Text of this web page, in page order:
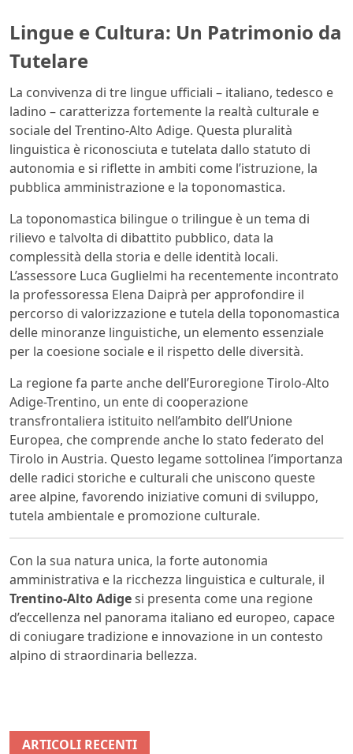
Lingue e Cultura: Un Patrimonio da
Tutelare
La convivenza di tre lingue ufficiali – italiano, tedesco e
ladino – caratterizza fortemente la realtà culturale e
sociale del Trentino-Alto Adige. Questa pluralità
linguistica è riconosciuta e tutelata dallo statuto di
autonomia e si riflette in ambiti come l’istruzione, la
pubblica amministrazione e la toponomastica.
La toponomastica bilingue o trilingue è un tema di
rilievo e talvolta di dibattito pubblico, data la
complessità della storia e delle identità locali.
L’assessore Luca Guglielmi ha recentemente incontrato
la professoressa Elena Daiprà per approfondire il
percorso di valorizzazione e tutela della toponomastica
delle minoranze linguistiche, un elemento essenziale
per la coesione sociale e il rispetto delle diversità.
La regione fa parte anche dell’Euroregione Tirolo-Alto
Adige-Trentino, un ente di cooperazione
transfrontaliera istituito nell’ambito dell’Unione
Europea, che comprende anche lo stato federato del
Tirolo in Austria. Questo legame sottolinea l’importanza
delle radici storiche e culturali che uniscono queste
aree alpine, favorendo iniziative comuni di sviluppo,
tutela ambientale e promozione culturale.
Con la sua natura unica, la forte autonomia
amministrativa e la ricchezza linguistica e culturale, il
Trentino-Alto Adigesi presenta come una regione
d’eccellenza nel panorama italiano ed europeo, capace
di coniugare tradizione e innovazione in un contesto
alpino di straordinaria bellezza.
ARTICOLI RECENTI